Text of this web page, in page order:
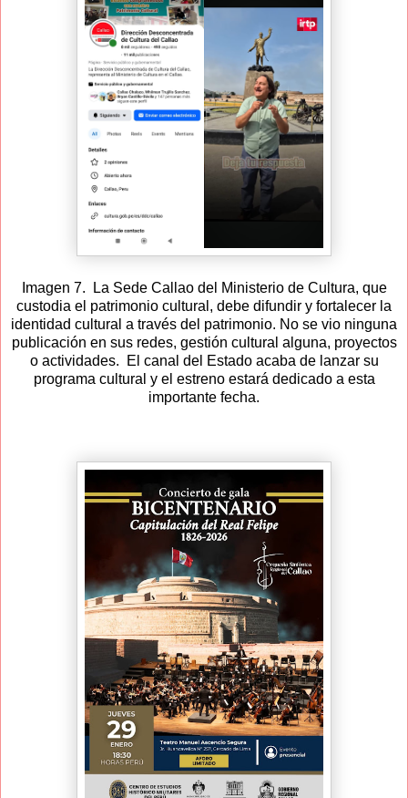
Imagen 7. La Sede Callao del Ministerio de Cultura, que
custodia el patrimonio cultural, debe difundir y fortalecer la
identidad cultural a través del patrimonio. No se vio ninguna
publicación en sus redes, gestión cultural alguna, proyectos
o actividades. El canal del Estado acaba de lanzar su
programa cultural y el estreno estará dedicado a esta
importante fecha.